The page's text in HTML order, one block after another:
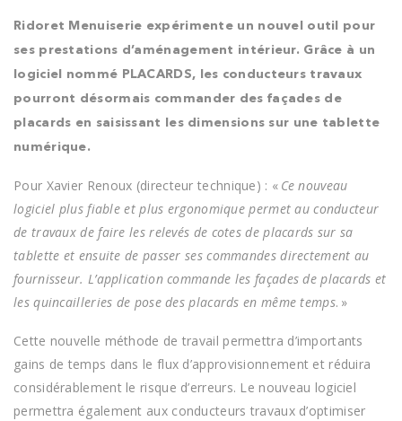
Ridoret Menuiserie expérimente un nouvel outil pour
ses prestations d’aménagement intérieur. Grâce à un
logiciel nommé PLACARDS, les conducteurs travaux
pourront désormais commander des façades de
placards en saisissant les dimensions sur une tablette
numérique.
Pour Xavier Renoux (directeur technique) : « Ce nouveau
logiciel plus fiable et plus ergonomique permet au conducteur
de travaux de faire les relevés de cotes de placards sur sa
tablette et ensuite de passer ses commandes directement au
fournisseur. L’application commande les façades de placards et
les quincailleries de pose des placards en même temps. »
Cette nouvelle méthode de travail permettra d’importants
gains de temps dans le flux d’approvisionnement et réduira
considérablement le risque d’erreurs. Le nouveau logiciel
permettra également aux conducteurs travaux d’optimiser